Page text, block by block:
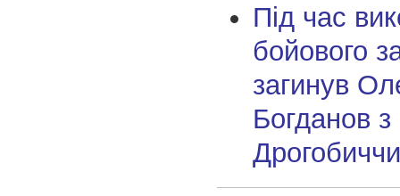
Під час
бойового
загинув
Богданов з